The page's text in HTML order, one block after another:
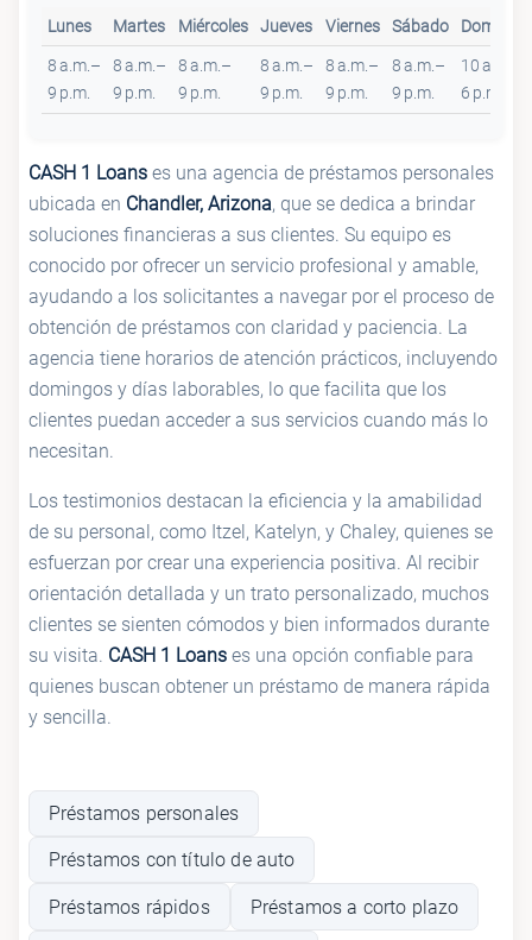
Lunes Martes Miércoles Jueves Viernes Sábado Domingo
8 a.m.–
9 p.m.
8 a.m.–
9 p.m.
8 a.m.–
9 p.m.
8 a.m.–
9 p.m.
8 a.m.–
9 p.m.
8 a.m.–
9 p.m.
10 a.m.–
6 p.m.
CASH 1 Loans es una agencia de préstamos personales
ubicada en Chandler, Arizona, que se dedica a brindar
soluciones financieras a sus clientes. Su equipo es
conocido por ofrecer un servicio profesional y amable,
ayudando a los solicitantes a navegar por el proceso de
obtención de préstamos con claridad y paciencia. La
agencia tiene horarios de atención prácticos, incluyendo
domingos y días laborables, lo que facilita que los
clientes puedan acceder a sus servicios cuando más lo
necesitan.
Los testimonios destacan la eficiencia y la amabilidad
de su personal, como Itzel, Katelyn, y Chaley, quienes se
esfuerzan por crear una experiencia positiva. Al recibir
orientación detallada y un trato personalizado, muchos
clientes se sienten cómodos y bien informados durante
su visita. CASH 1 Loans es una opción confiable para
quienes buscan obtener un préstamo de manera rápida
y sencilla.
Préstamos personales
Préstamos con título de auto
Préstamos rápidos Préstamos a corto plazo